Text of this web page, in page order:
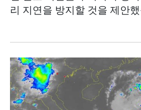
리 지연을 방지할 것을 제안